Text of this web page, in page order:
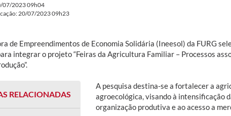
07/2023 09h04
20/07/2023 09h23
de Empreendimentos de Economia Solidária (Ineesol) da FURG
integrar o projeto “Feiras da Agricultura Familiar – Processos
RELACIONADAS
A pesquisa destina-se a fortalecer a
agroecológica, visando à intensificação
organização produtiva e ao acesso a